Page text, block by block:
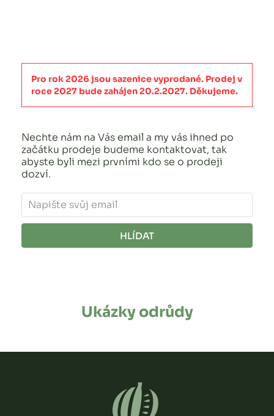
Pro rok 2026 jsou sazenice vyprodané. Prodej v
roce 2027 bude zahájen 20.2.2027. Děkujeme.
Nechte nám na Vás email a my vás ihned po
začátku prodeje budeme kontaktovat, tak
abyste byli mezi prvními kdo se o prodeji
dozví.
HLÍDAT
Ukázky odrůdy